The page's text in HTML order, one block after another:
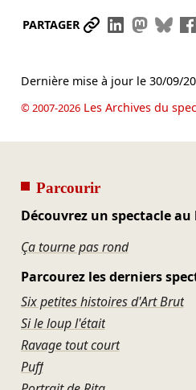
PARTAGER Partager le lien
Partager
Dernière mise à jour le 30/09/
© 2007-2026Les Archives du
Parcourir
Découvrez un spectacle au
Ça tourne pas rond
Parcourez les derniers
Six petites histoires d'Art Brut
Si le loup l'était
Ravage tout court
Puff